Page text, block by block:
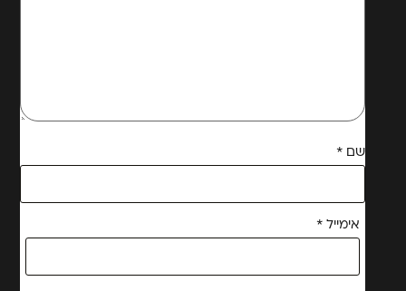
שם *
אימייל *